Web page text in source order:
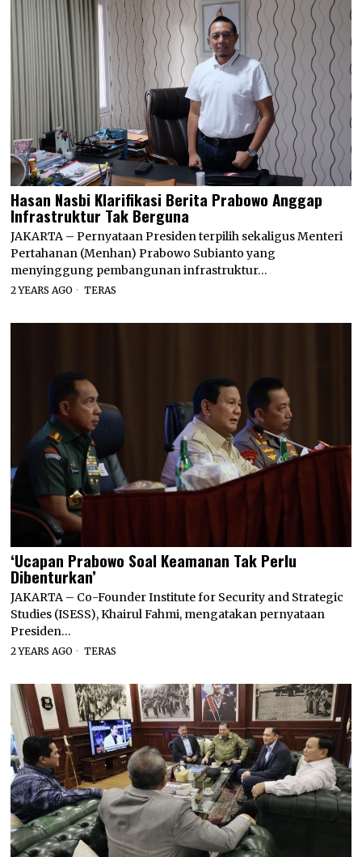
Hasan Nasbi Klarifikasi Berita Prabowo Anggap
Infrastruktur Tak Berguna
JAKARTA – Pernyataan Presiden terpilih sekaligus Menteri
Pertahanan (Menhan) Prabowo Subianto yang
menyinggung pembangunan infrastruktur…
2 YEARS AGO TERAS
‘Ucapan Prabowo Soal Keamanan Tak Perlu
Dibenturkan’
JAKARTA – Co-Founder Institute for Security and Strategic
Studies (ISESS), Khairul Fahmi, mengatakan pernyataan
Presiden…
2 YEARS AGO TERAS